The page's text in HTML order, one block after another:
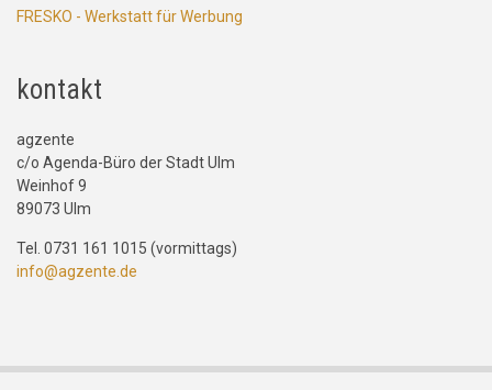
FRESKO - Werkstatt für Werbung
kontakt
agzente
c/o Agenda-Büro der Stadt Ulm
Weinhof 9
89073 Ulm
Tel. 0731 161 1015 (vormittags)
info@agzente.de